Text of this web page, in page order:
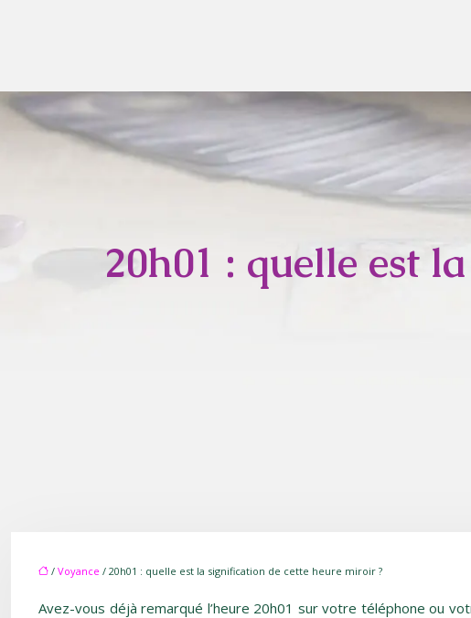
20h01 : quelle est
/ Voyance / 20h01 : quelle est la signification de cette heure miroir ?
Avez-vous déjà remarqué l’heure 20h01 sur votre téléphone ou